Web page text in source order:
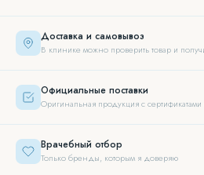
Доставка и самовывоз
В клинике можно проверить товар и
Официальные поставки
Оригинальная продукция с сертификатами
Врачебный отбор
Только бренды, которым я доверяю